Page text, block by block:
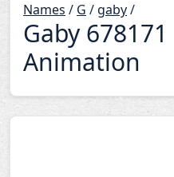
Names / G / gaby/
Gaby 678171
Animation